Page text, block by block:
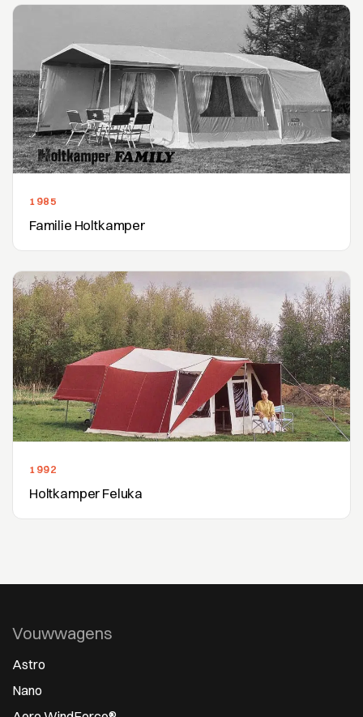
1985
Familie Holtkamper
1992
Holtkamper Feluka
Vouwwagens
Astro
Nano